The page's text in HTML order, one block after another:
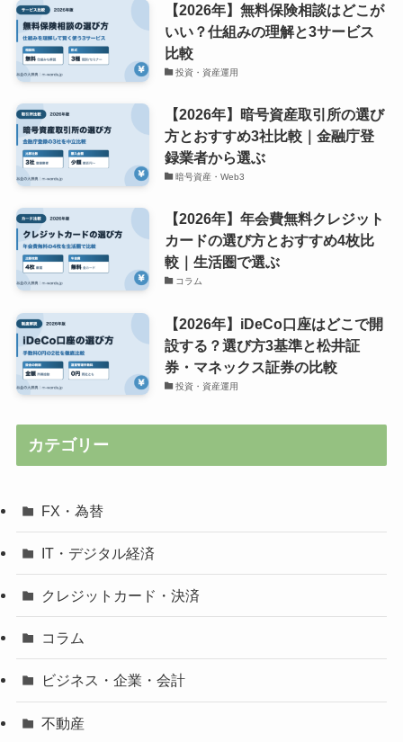
【2026年】無料保険相談はどこが
いい？仕組みの理解と3サービス
比較
投資・資産運用
【2026年】暗号資産取引所の選び
方とおすすめ3社比較｜金融庁登
録業者から選ぶ
暗号資産・Web3
【2026年】年会費無料クレジット
カードの選び方とおすすめ4枚比
較｜生活圏で選ぶ
コラム
【2026年】iDeCo口座はどこで開
設する？選び方3基準と松井証
券・マネックス証券の比較
投資・資産運用
カテゴリー
FX・為替
IT・デジタル経済
クレジットカード・決済
コラム
ビジネス・企業・会計
不動産